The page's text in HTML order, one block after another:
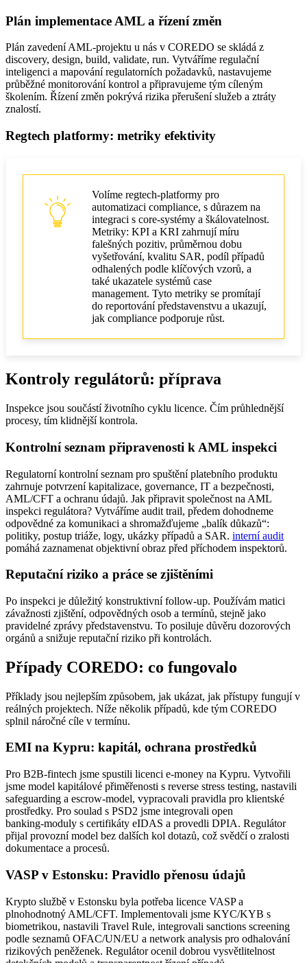
Plán implementace AML a řízení změn
Plán zavedení AML‑projektu u nás v COREDO se skládá z
discovery, design, build, validate, run. Vytváříme regulační
inteligenci a mapování regulatorních požadavků, nastavujeme
průběžné monitorování kontrol a připravujeme tým cíleným
školením. Řízení změn pokrývá rizika přerušení služeb a ztráty
znalostí.
Regtech platformy: metriky efektivity
Volíme regtech‑platformy pro
automatizaci compliance, s důrazem na
integraci s core‑systémy a škálovatelnost.
Metriky: KPI a KRI zahrnují míru
falešných pozitiv, průměrnou dobu
vyšetřování, kvalitu SAR, podíl případů
odhalených podle klíčových vzorů, a
také ukazatele systémů case
management. Tyto metriky se promítají
do reportování představenstvu a ukazují,
jak compliance podporuje růst.
Kontroly regulátorů: příprava
Inspekce jsou součástí životního cyklu licence. Čím průhlednější
procesy, tím klidnější kontrola.
Kontrolní seznam připravenosti k AML inspekci
Regulatorní kontrolní seznam pro spuštění platebního produktu
zahrnuje potvrzení kapitalizace, governance, IT a bezpečnosti,
AML/CFT a ochranu údajů. Jak připravit společnost na AML
inspekci regulátora? Vytváříme audit trail, předem dohodneme
odpovědné za komunikaci a shromažďujeme „balík důkazů“:
politiky, postup triáže, logy, ukázky případů a SAR. interní audit
pomáhá zaznamenat objektivní obraz před příchodem inspektorů.
Reputační riziko a práce se zjištěními
Po inspekci je důležitý konstruktivní follow‑up. Používám matici
závažnosti zjištění, odpovědných osob a termínů, stejně jako
pravidelné zprávy představenstvu. To posiluje důvěru dozorových
orgánů a snižuje reputační riziko při kontrolách.
Případy COREDO: co fungovalo
Příklady jsou nejlepším způsobem, jak ukázat, jak přístupy fungují v
reálných projektech. Níže několik případů, kde tým COREDO
splnil náročné cíle v termínu.
EMI na Kypru: kapitál, ochrana prostředků
Pro B2B‑fintech jsme spustili licenci e‑money na Kypru. Vytvořili
jsme model kapitálové přiměřenosti s reverse stress testing, nastavili
safeguarding a escrow‑model, vypracovali pravidla pro klientské
prostředky. Pro soulad s PSD2 jsme integrovali open
banking‑moduly s certifikáty eIDAS a provedli DPIA. Regulátor
přijal provozní model bez dalších kol dotazů, což svědčí o zralosti
dokumentace a procesů.
VASP v Estonsku: Pravidlo přenosu údajů
Krypto službě v Estonsku byla potřeba licence VASP a
plnohodnotný AML/CFT. Implementovali jsme KYC/KYB s
biometrikou, nastavili Travel Rule, integrovali sanctions screening
podle seznamů OFAC/UN/EU a network analysis pro odhalování
rizikových peněženek. Regulátor ocenil dobrou vysvětlitelnost